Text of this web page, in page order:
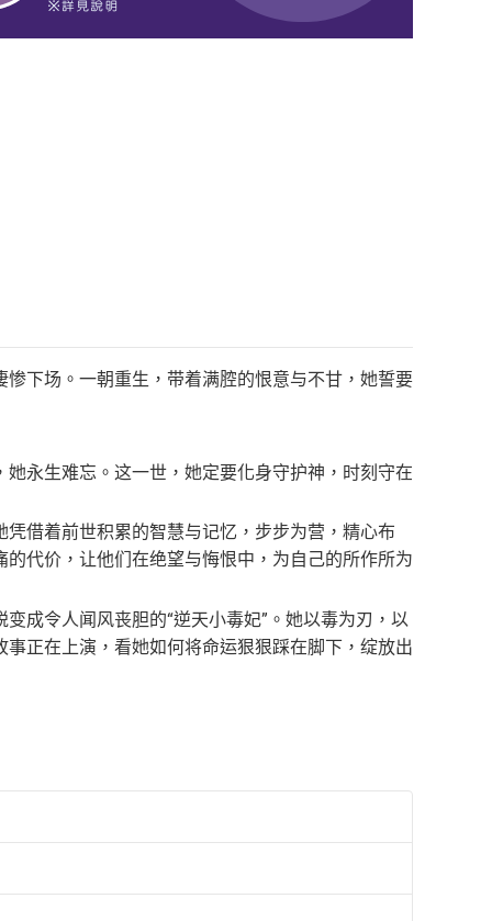
下场。一朝重生，带着满腔的恨意与不甘，她誓要
永生难忘。这一世，她定要化身守护神，时刻守在
借着前世积累的智慧与记忆，步步为营，精心布
代价，让他们在绝望与悔恨中，为自己的所作所为
成令人闻风丧胆的“逆天小毒妃”。她以毒为刃，以
正在上演，看她如何将命运狠狠踩在脚下，绽放出